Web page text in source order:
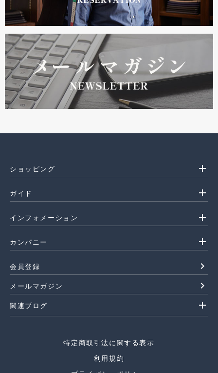
ショッピング add
ガイド add
インフォメーション add
カンパニー add
会員登録 navigate_next
メールマガジン navigate_next
関連ブログ add
特定商取引法に関する表示
利用規約